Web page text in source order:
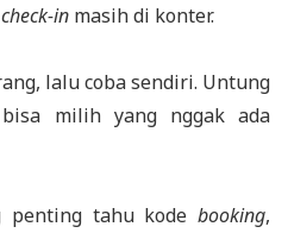
check-in masih di konter.
lalu coba sendiri. Untung
milih yang nggak ada
penting tahu kode booking,